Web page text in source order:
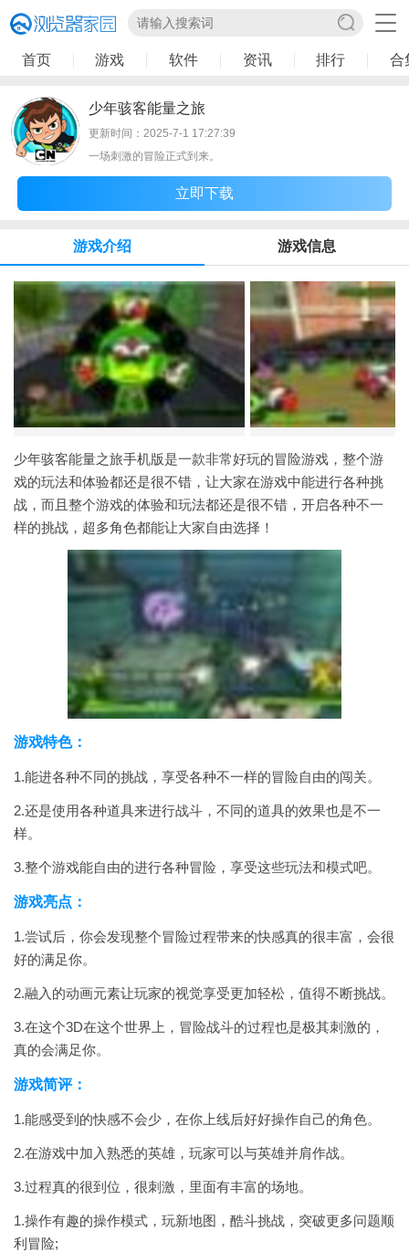
首页 游戏 软件 资讯 排行 合
少年骇客能量之旅
更新时间：2025-7-1 17:27:39
一场刺激的冒险正式到来。
立即下载
游戏介绍 游戏信息
少年骇客能量之旅手机版是一款非常好玩的冒险游戏，整个游
戏的玩法和体验都还是很不错，让大家在游戏中能进行各种挑
战，而且整个游戏的体验和玩法都还是很不错，开启各种不一
样的挑战，超多角色都能让大家自由选择！
游戏特色：
1.能进各种不同的挑战，享受各种不一样的冒险自由的闯关。
2.还是使用各种道具来进行战斗，不同的道具的效果也是不一
样。
3.整个游戏能自由的进行各种冒险，享受这些玩法和模式吧。
游戏亮点：
1.尝试后，你会发现整个冒险过程带来的快感真的很丰富，会很
好的满足你。
2.融入的动画元素让玩家的视觉享受更加轻松，值得不断挑战。
3.在这个3D在这个世界上，冒险战斗的过程也是极其刺激的，
真的会满足你。
游戏简评：
1.能感受到的快感不会少，在你上线后好好操作自己的角色。
2.在游戏中加入熟悉的英雄，玩家可以与英雄并肩作战。
3.过程真的很到位，很刺激，里面有丰富的场地。
1.操作有趣的操作模式，玩新地图，酷斗挑战，突破更多问题顺
利冒险;